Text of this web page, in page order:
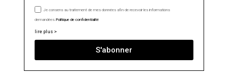
Je consens au traitement de mes données afin de recevoir les informations
demandées.Politique de confidentialité
lire plus >
S'abonner